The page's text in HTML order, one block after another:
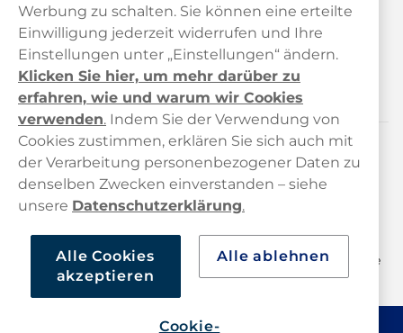
Kontaktiere uns!
hallo@haypp.com
Mo/Di/Fr: 09–17 Uhr (Pause 12–13) Mi/Do: 10–19 Uhr (Pause
14–15)
Links
Über uns
Werbung zu schalten. Sie können eine erteilte
Einwilligung jederzeit widerrufen und Ihre
Einstellungen unter „Einstellungen“ ändern.
Klicken Sie hier, um mehr darüber zu
erfahren, wie und warum wir Cookies
verwenden. Indem Sie der Verwendung von
Cookies zustimmen, erklären Sie sich auch mit
der Verarbeitung personenbezogener Daten zu
denselben Zwecken einverstanden – siehe
unsere Datenschutzerklärung.
Alle Cookies
akzeptieren
Alle ablehnen
Cookie-